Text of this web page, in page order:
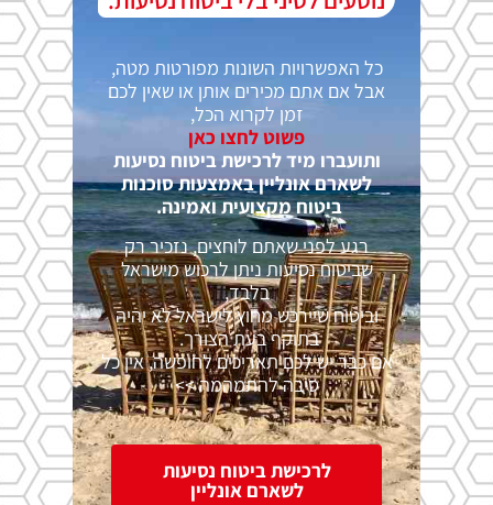
כל האפשרויות השונות מפורטות מטה,
אבל אם אתם מכירים אותן או שאין לכם
זמן לקרוא הכל,
פשוט לחצו כאן
ותועברו מיד לרכישת ביטוח נסיעות
לשארם אונליין באמצעות סוכנות
ביטוח מקצועית ואמינה.
רגע לפני שאתם לוחצים, נזכיר רק
שביטוח נסיעות ניתן לרכוש מישראל
בלבד,
וביטוח שיירכש מחוץ לישראל לא יהיה
בתוקף בעת הצורך.
אם כבר יש לכם תאריכים לחופשה, אין כל
סיבה להתמהמה >>
לרכישת ביטוח נסיעות
לשארם אונליין